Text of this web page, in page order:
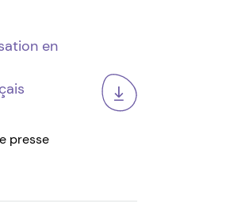
en
presse